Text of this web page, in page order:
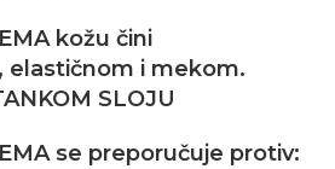
kožu čini
elastičnom i mekom.
SLOJU
se preporučuje protiv: